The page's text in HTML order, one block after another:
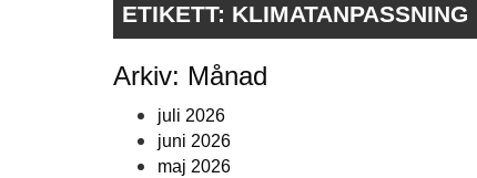
ETIKETT: KLIMATANPASSNING
Arkiv: Månad
juli 2026
juni 2026
maj 2026